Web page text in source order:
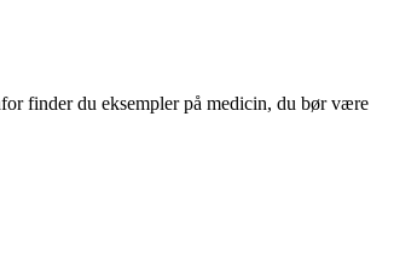
finder du eksempler på medicin, du bør være